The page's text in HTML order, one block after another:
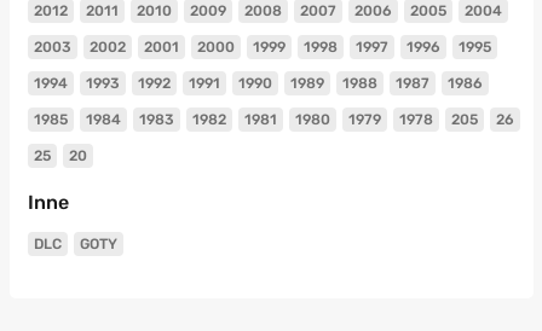
2012 2011 2010 2009 2008 2007 2006 2005 2004
2003 2002 2001 2000 1999 1998 1997 1996 1995
1994 1993 1992 1991 1990 1989 1988 1987 1986
1985 1984 1983 1982 1981 1980 1979 1978 205 26
25 20
Inne
DLC GOTY